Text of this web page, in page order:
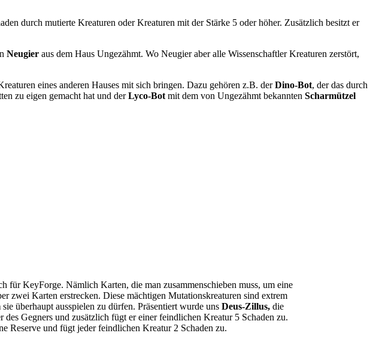
durch mutierte Kreaturen oder Kreaturen mit der Stärke 5 oder höher. Zusätzlich besitzt er
Neugier aus dem Haus Ungezähmt. Wo Neugier aber alle Wissenschaftler Kreaturen zerstört,
eines anderen Hauses mit sich bringen. Dazu gehören z.B. derDino-Bot, der das durch
zu eigen gemacht hat und derLyco-Botmit dem von Ungezähmt bekannten Scharmützel
für KeyForge. Nämlich Karten, die man zusammenschieben muss, um eine
zwei Karten erstrecken. Diese mächtigen Mutationskreaturen sind extrem
überhaupt ausspielen zu dürfen. Präsentiert wurde uns Deus-Zillus, die
Gegners und zusätzlich fügt er einer feindlichen Kreatur 5 Schaden zu.
Reserve und fügt jeder feindlichen Kreatur 2 Schaden zu.